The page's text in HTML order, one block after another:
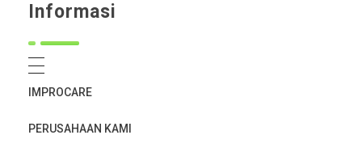
Informasi
IMPROCARE
PERUSAHAAN KAMI